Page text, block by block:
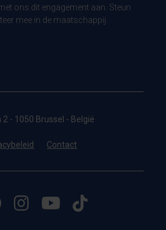
ons dit engagement aan. Steun
mee in de maatschappij.
2 - 1050 Brussel - België
Contact